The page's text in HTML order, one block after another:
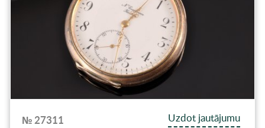
№ 27311
Uzdot jautājumu